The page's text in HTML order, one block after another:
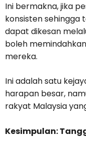
Ini bermakna, jika
konsisten sehingga
dapat dikesan
boleh
mereka.
Ini adalah satu
harapan besar,
rakyat Malaysia
Kesimpulan: